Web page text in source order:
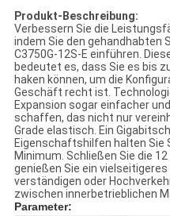
Produkt-Beschreibung:
Verbessern Sie die
indem Sie den gehandhabten
C3750G-12S-E einführen.
bedeutet es, dass Sie es bis
haken können, um die
Geschäft recht ist.
Expansion sogar einfacher
schaffen, das nicht nur
Grade elastisch. Ein
Eigenschaftshilfen halten
Minimum. Schließen Sie die
genießen Sie ein
verständigen oder
zwischen innerbetrieblichen
Parameter: